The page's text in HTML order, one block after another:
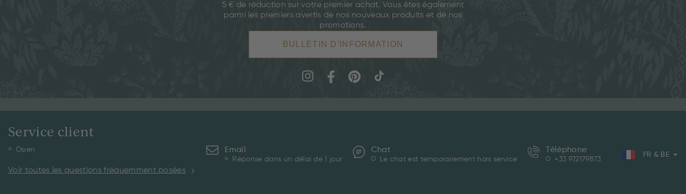
5 € de réduction sur votre premier achat. Vous êtes également
parmi les premiers avertis de nos nouveaux produits et de nos
promotions.
BULLETIN D'INFORMATION
Service client
Open
Voir toutes les questions fréquemment posées
Email
Réponse dans un délai de 1 jour
Chat
Le chat est temporairement hors service
Téléphone
+33 972179873
FR & BE